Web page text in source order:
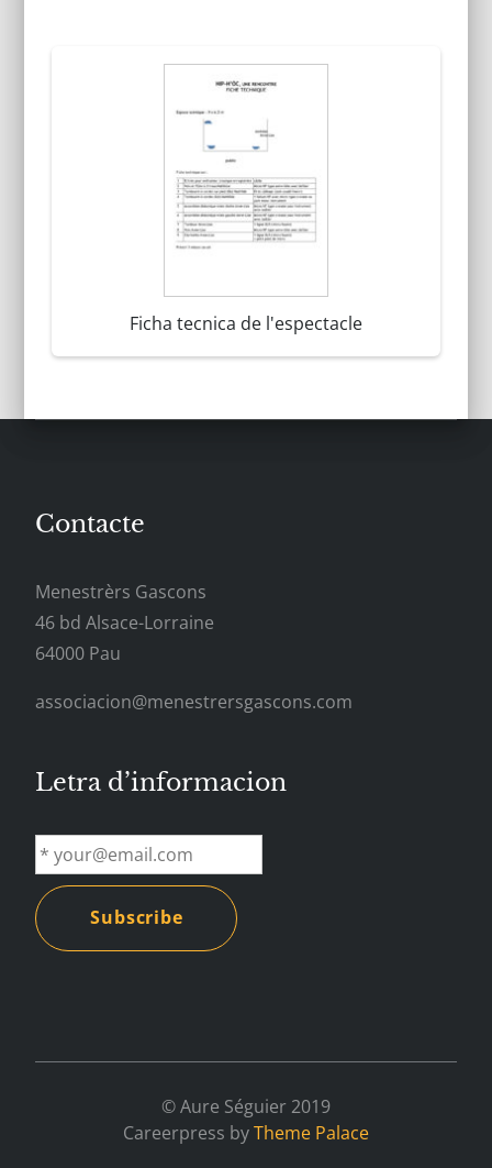
Ficha tecnica de l'espectacle
Contacte
Menestrèrs Gascons
46 bd Alsace-Lorraine
64000 Pau
associacion@menestrersgascons.com
Letra d’informacion
© Aure Séguier 2019
Careerpress byTheme Palace